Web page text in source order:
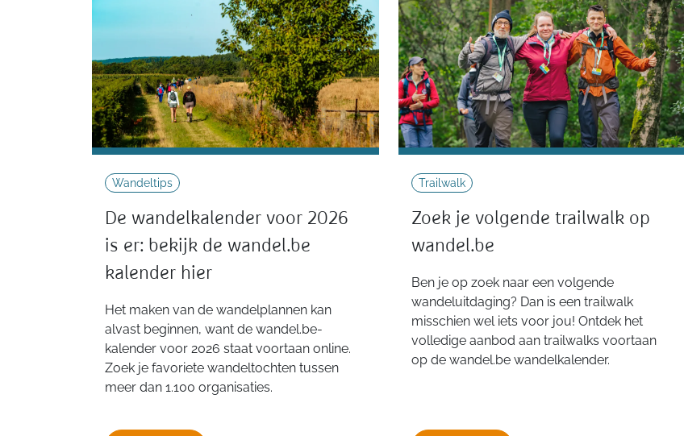
Wandeltips
De wandelkalender voor 2026
is er: bekijk de wandel.be
kalender hier
Het maken van de wandelplannen kan
alvast beginnen, want de wandel.be-
kalender voor 2026 staat voortaan online.
Zoek je favoriete wandeltochten tussen
meer dan 1.100 organisaties.
Trailwalk
Zoek je volgende trailwalk op
wandel.be
Ben je op zoek naar een volgende
wandeluitdaging? Dan is een trailwalk
misschien wel iets voor jou! Ontdek het
volledige aanbod aan trailwalks voortaan
op de wandel.be wandelkalender.